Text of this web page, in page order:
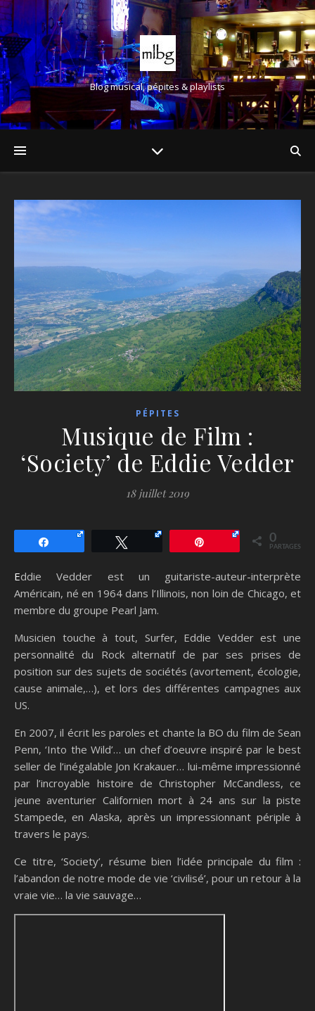
Blog musical, pépites & playlists
PÉPITES
Musique de Film :
‘Society’ de Eddie Vedder
18 juillet 2019
0
PARTAGES
Eddie Vedder est un guitariste-auteur-interprète
Américain, né en 1964 dans l’Illinois, non loin de Chicago, et
membre du groupe Pearl Jam.
Musicien touche à tout, Surfer, Eddie Vedder est une
personnalité du Rock alternatif de par ses prises de
position sur des sujets de sociétés (avortement, écologie,
cause animale,…), et lors des différentes campagnes aux
US.
En 2007, il écrit les paroles et chante la BO du film de Sean
Penn, ‘Into the Wild’… un chef d’oeuvre inspiré par le best
seller de l’inégalable Jon Krakauer… lui-même impressionné
par l’incroyable histoire de Christopher McCandless, ce
jeune aventurier Californien mort à 24 ans sur la piste
Stampede, en Alaska, après un impressionnant périple à
travers le pays.
Ce titre, ‘Society’, résume bien l’idée principale du film :
l’abandon de notre mode de vie ‘civilisé’, pour un retour à la
vraie vie… la vie sauvage…